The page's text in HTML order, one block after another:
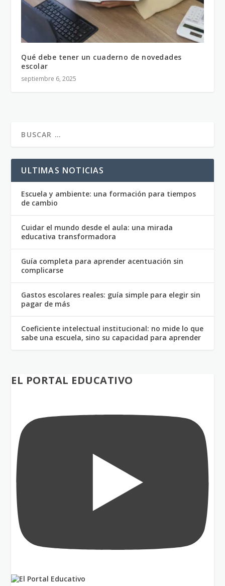
Qué debe tener un cuaderno de novedades
escolar
septiembre 6, 2025
ULTIMAS NOTICIAS
Escuela y ambiente: una formación para tiempos
de cambio
Cuidar el mundo desde el aula: una mirada
educativa transformadora
Guía completa para aprender acentuación sin
complicarse
Gastos escolares reales: guía simple para elegir sin
pagar de más
Coeficiente intelectual institucional: no mide lo que
sabe una escuela, sino su capacidad para aprender
EL PORTAL EDUCATIVO